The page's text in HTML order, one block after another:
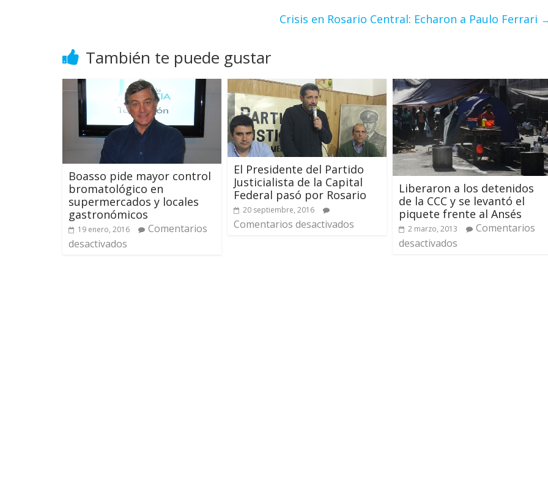
Crisis en Rosario Central: Echaron a Paulo Ferrari
También te puede gustar
Boasso pide mayor control
bromatológico en
supermercados y locales
gastronómicos
19 enero, 2016
Comentarios
desactivados
El Presidente del Partido
Justicialista de la Capital
Federal pasó por Rosario
20 septiembre, 2016
Comentarios desactivados
Liberaron a los detenidos
de la CCC y se levantó el
piquete frente al Ansés
2 marzo, 2013
Comentarios
desactivados